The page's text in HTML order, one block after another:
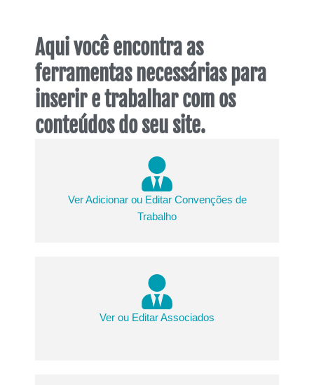
Aqui você encontra as
ferramentas necessárias para
inserir e trabalhar com os
conteúdos do seu site.
Ver Adicionar ou Editar Convenções de
Trabalho
Ver ou Editar Associados